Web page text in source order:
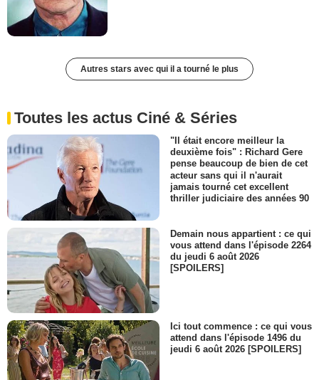
Autres stars avec qui il a tourné le plus
Toutes les actus Ciné & Séries
"Il était encore meilleur la
deuxième fois" : Richard Gere
pense beaucoup de bien de cet
acteur sans qui il n'aurait
jamais tourné cet excellent
thriller judiciaire des années 90
Demain nous appartient : ce qui
vous attend dans l'épisode 2264
du jeudi 6 août 2026
[SPOILERS]
Ici tout commence : ce qui vous
attend dans l'épisode 1496 du
jeudi 6 août 2026 [SPOILERS]